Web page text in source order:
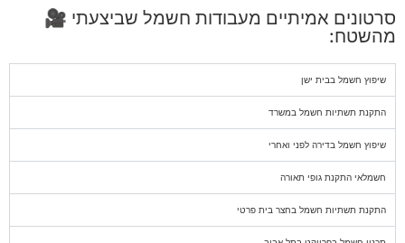
סרטונים אמיתיים מעבודות חשמל שביצעתי 🎥
מהשטח:
שיפוץ חשמל בבית ישן
התקנת תשתיות חשמל במשרד
שיפוץ חשמל בדירה לפני ואחרי
חשמלאי התקנת גופי תאורה
התקנת תשתיות חשמל בחצר בית פרטי